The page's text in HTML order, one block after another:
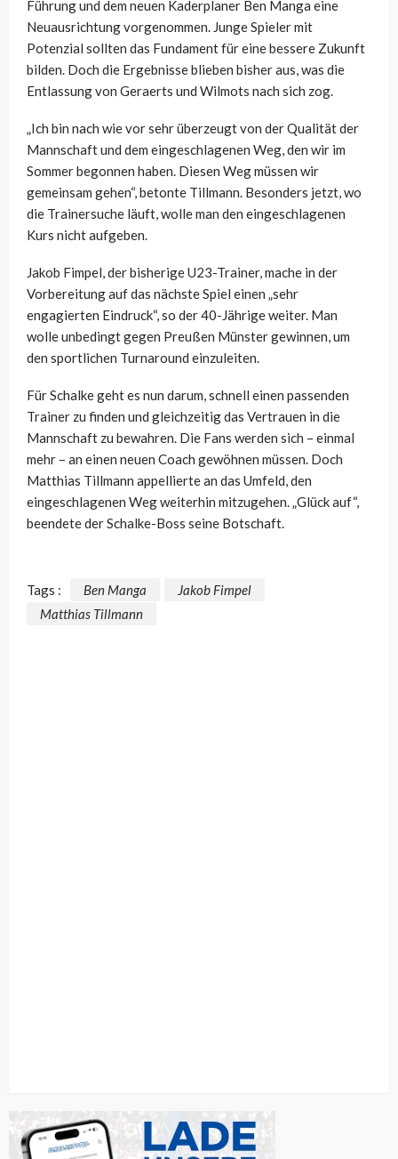
Führung und dem neuen Kaderplaner Ben Manga eine
Neuausrichtung vorgenommen. Junge Spieler mit
Potenzial sollten das Fundament für eine bessere Zukunft
bilden. Doch die Ergebnisse blieben bisher aus, was die
Entlassung von Geraerts und Wilmots nach sich zog.
„Ich bin nach wie vor sehr überzeugt von der Qualität der
Mannschaft und dem eingeschlagenen Weg, den wir im
Sommer begonnen haben. Diesen Weg müssen wir
gemeinsam gehen“, betonte Tillmann. Besonders jetzt, wo
die Trainersuche läuft, wolle man den eingeschlagenen
Kurs nicht aufgeben.
Jakob Fimpel, der bisherige U23-Trainer, mache in der
Vorbereitung auf das nächste Spiel einen „sehr
engagierten Eindruck“, so der 40-Jährige weiter. Man
wolle unbedingt gegen Preußen Münster gewinnen, um
den sportlichen Turnaround einzuleiten.
Für Schalke geht es nun darum, schnell einen passenden
Trainer zu finden und gleichzeitig das Vertrauen in die
Mannschaft zu bewahren. Die Fans werden sich – einmal
mehr – an einen neuen Coach gewöhnen müssen. Doch
Matthias Tillmann appellierte an das Umfeld, den
eingeschlagenen Weg weiterhin mitzugehen. „Glück auf“,
beendete der Schalke-Boss seine Botschaft.
Tags : Ben Manga
Jakob Fimpel
Matthias Tillmann